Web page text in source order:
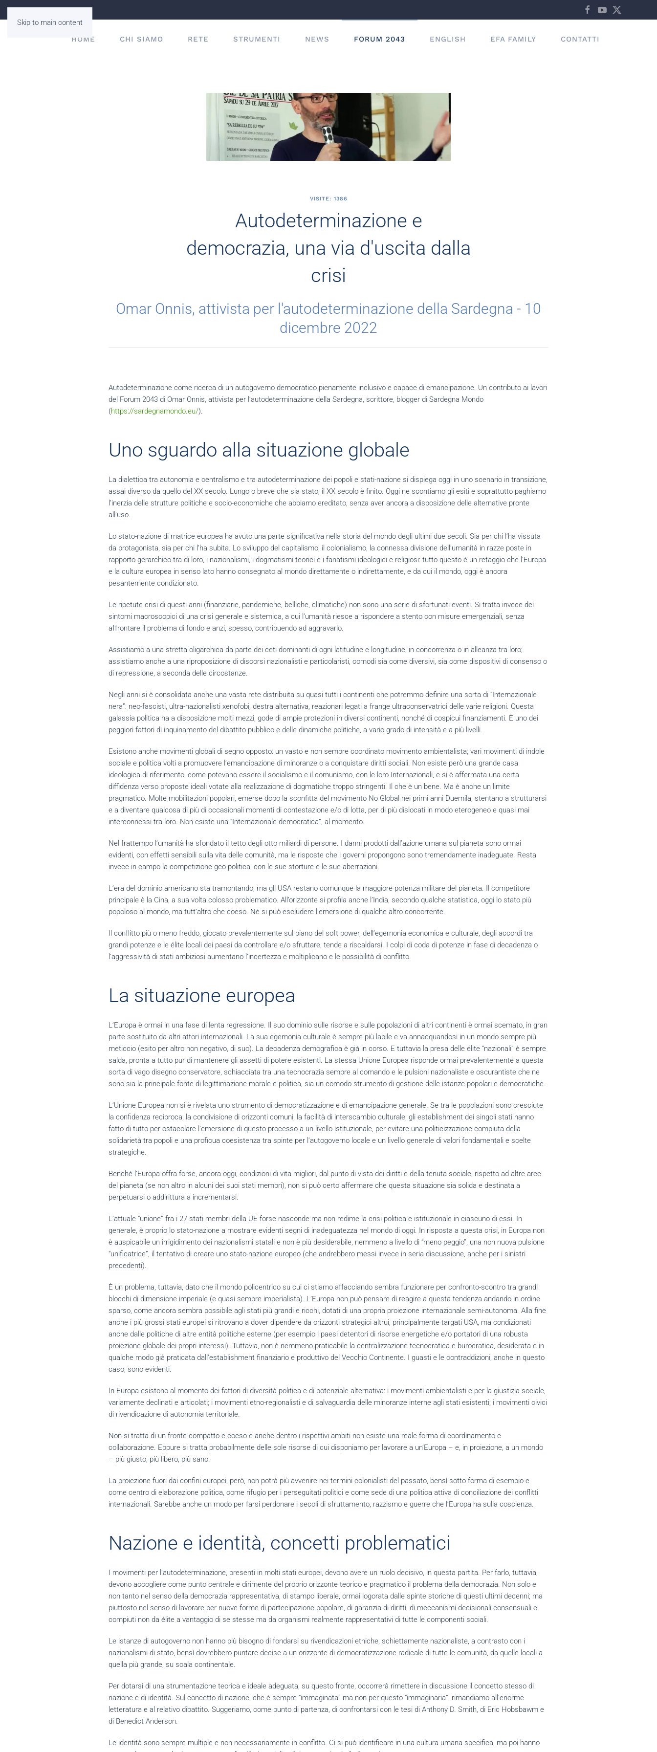
Skip to main content
HOME
CHI SIAMO RETE STRUMENTI NEWS FORUM 2043 ENGLISH EFA FAMILY CONTATTI
VISITE: 1386
Autodeterminazione e
democrazia, una via d'uscita dalla
crisi
Omar Onnis, attivista per l'autodeterminazione della Sardegna - 10
dicembre 2022
Autodeterminazione come ricerca di un autogoverno democratico pienamente inclusivo e capace di emancipazione. Un contributo ai lavori
del Forum 2043 di Omar Onnis, attivista per l’autodeterminazione della Sardegna, scrittore, blogger di Sardegna Mondo
(https://sardegnamondo.eu/).
Uno sguardo alla situazione globale
La dialettica tra autonomia e centralismo e tra autodeterminazione dei popoli e stati-nazione si dispiega oggi in uno scenario in transizione,
assai diverso da quello del XX secolo. Lungo o breve che sia stato, il XX secolo è finito. Oggi ne scontiamo gli esiti e soprattutto paghiamo
l’inerzia delle strutture politiche e socio-economiche che abbiamo ereditato, senza aver ancora a disposizione delle alternative pronte
all’uso.
Lo stato-nazione di matrice europea ha avuto una parte significativa nella storia del mondo degli ultimi due secoli. Sia per chi l’ha vissuta
da protagonista, sia per chi l’ha subita. Lo sviluppo del capitalismo, il colonialismo, la connessa divisione dell’umanità in razze poste in
rapporto gerarchico tra di loro, i nazionalismi, i dogmatismi teorici e i fanatismi ideologici e religiosi: tutto questo è un retaggio che l’Europa
e la cultura europea in senso lato hanno consegnato al mondo direttamente o indirettamente, e da cui il mondo, oggi è ancora
pesantemente condizionato.
Le ripetute crisi di questi anni (finanziarie, pandemiche, belliche, climatiche) non sono una serie di sfortunati eventi. Si tratta invece dei
sintomi macroscopici di una crisi generale e sistemica, a cui l’umanità riesce a rispondere a stento con misure emergenziali, senza
affrontare il problema di fondo e anzi, spesso, contribuendo ad aggravarlo.
Assistiamo a una stretta oligarchica da parte dei ceti dominanti di ogni latitudine e longitudine, in concorrenza o in alleanza tra loro;
assistiamo anche a una riproposizione di discorsi nazionalisti e particolaristi, comodi sia come diversivi, sia come dispositivi di consenso o
di repressione, a seconda delle circostanze.
Negli anni si è consolidata anche una vasta rete distribuita su quasi tutti i continenti che potremmo definire una sorta di “Internazionale
nera”: neo-fascisti, ultra-nazionalisti xenofobi, destra alternativa, reazionari legati a frange ultraconservatrici delle varie religioni. Questa
galassia politica ha a disposizione molti mezzi, gode di ampie protezioni in diversi continenti, nonché di cospicui finanziamenti. È uno dei
peggiori fattori di inquinamento del dibattito pubblico e delle dinamiche politiche, a vario grado di intensità e a più livelli.
Esistono anche movimenti globali di segno opposto: un vasto e non sempre coordinato movimento ambientalista; vari movimenti di indole
sociale e politica volti a promuovere l’emancipazione di minoranze o a conquistare diritti sociali. Non esiste però una grande casa
ideologica di riferimento, come potevano essere il socialismo e il comunismo, con le loro Internazionali, e si è affermata una certa
diffidenza verso proposte ideali votate alla realizzazione di dogmatiche troppo stringenti. Il che è un bene. Ma è anche un limite
pragmatico. Molte mobilitazioni popolari, emerse dopo la sconfitta del movimento No Global nei primi anni Duemila, stentano a strutturarsi
e a diventare qualcosa di più di occasionali momenti di contestazione e/o di lotta, per di più dislocati in modo eterogeneo e quasi mai
interconnessi tra loro. Non esiste una “Internazionale democratica”, al momento.
Nel frattempo l’umanità ha sfondato il tetto degli otto miliardi di persone. I danni prodotti dall’azione umana sul pianeta sono ormai
evidenti, con effetti sensibili sulla vita delle comunità, ma le risposte che i governi propongono sono tremendamente inadeguate. Resta
invece in campo la competizione geo-politica, con le sue storture e le sue aberrazioni.
L’era del dominio americano sta tramontando, ma gli USA restano comunque la maggiore potenza militare del pianeta. Il competitore
principale è la Cina, a sua volta colosso problematico. All’orizzonte si profila anche l’India, secondo qualche statistica, oggi lo stato più
popoloso al mondo, ma tutt’altro che coeso. Né si può escludere l’emersione di qualche altro concorrente.
Il conflitto più o meno freddo, giocato prevalentemente sul piano del soft power, dell’egemonia economica e culturale, degli accordi tra
grandi potenze e le élite locali dei paesi da controllare e/o sfruttare, tende a riscaldarsi. I colpi di coda di potenze in fase di decadenza o
l’aggressività di stati ambiziosi aumentano l’incertezza e moltiplicano e le possibilità di conflitto.
La situazione europea
L’Europa è ormai in una fase di lenta regressione. Il suo dominio sulle risorse e sulle popolazioni di altri continenti è ormai scemato, in gran
parte sostituito da altri attori internazionali. La sua egemonia culturale è sempre più labile e va annacquandosi in un mondo sempre più
meticcio (esito per altro non negativo, di suo). La decadenza demografica è già in corso. E tuttavia la presa delle élite “nazionali” è sempre
salda, pronta a tutto pur di mantenere gli assetti di potere esistenti. La stessa Unione Europea risponde ormai prevalentemente a questa
sorta di vago disegno conservatore, schiacciata tra una tecnocrazia sempre al comando e le pulsioni nazionaliste e oscurantiste che ne
sono sia la principale fonte di legittimazione morale e politica, sia un comodo strumento di gestione delle istanze popolari e democratiche.
L’Unione Europea non si è rivelata uno strumento di democratizzazione e di emancipazione generale. Se tra le popolazioni sono cresciute
la confidenza reciproca, la condivisione di orizzonti comuni, la facilità di interscambio culturale, gli establishment dei singoli stati hanno
fatto di tutto per ostacolare l’emersione di questo processo a un livello istituzionale, per evitare una politicizzazione compiuta della
solidarietà tra popoli e una proficua coesistenza tra spinte per l’autogoverno locale e un livello generale di valori fondamentali e scelte
strategiche.
Benché l’Europa offra forse, ancora oggi, condizioni di vita migliori, dal punto di vista dei diritti e della tenuta sociale, rispetto ad altre aree
del pianeta (se non altro in alcuni dei suoi stati membri), non si può certo affermare che questa situazione sia solida e destinata a
perpetuarsi o addirittura a incrementarsi.
L’attuale “unione” fra i 27 stati membri della UE forse nasconde ma non redime la crisi politica e istituzionale in ciascuno di essi. In
generale, è proprio lo stato-nazione a mostrare evidenti segni di inadeguatezza nel mondo di oggi. In risposta a questa crisi, in Europa non
è auspicabile un irrigidimento dei nazionalismi statali e non è più desiderabile, nemmeno a livello di “meno peggio”, una non nuova pulsione
“unificatrice”, il tentativo di creare uno stato-nazione europeo (che andrebbero messi invece in seria discussione, anche per i sinistri
precedenti).
È un problema, tuttavia, dato che il mondo policentrico su cui ci stiamo affacciando sembra funzionare per confronto-scontro tra grandi
blocchi di dimensione imperiale (e quasi sempre imperialista). L’Europa non può pensare di reagire a questa tendenza andando in ordine
sparso, come ancora sembra possibile agli stati più grandi e ricchi, dotati di una propria proiezione internazionale semi-autonoma. Alla fine
anche i più grossi stati europei si ritrovano a dover dipendere da orizzonti strategici altrui, principalmente targati USA, ma condizionati
anche dalle politiche di altre entità politiche esterne (per esempio i paesi detentori di risorse energetiche e/o portatori di una robusta
proiezione globale dei propri interessi). Tuttavia, non è nemmeno praticabile la centralizzazione tecnocratica e burocratica, desiderata e in
qualche modo già praticata dall’establishment finanziario e produttivo del Vecchio Continente. I guasti e le contraddizioni, anche in questo
caso, sono evidenti.
In Europa esistono al momento dei fattori di diversità politica e di potenziale alternativa: i movimenti ambientalisti e per la giustizia sociale,
variamente declinati e articolati; i movimenti etno-regionalisti e di salvaguardia delle minoranze interne agli stati esistenti; i movimenti civici
di rivendicazione di autonomia territoriale.
Non si tratta di un fronte compatto e coeso e anche dentro i rispettivi ambiti non esiste una reale forma di coordinamento e
collaborazione. Eppure si tratta probabilmente delle sole risorse di cui disponiamo per lavorare a un’Europa – e, in proiezione, a un mondo
– più giusto, più libero, più sano.
La proiezione fuori dai confini europei, però, non potrà più avvenire nei termini colonialisti del passato, bensì sotto forma di esempio e
come centro di elaborazione politica, come rifugio per i perseguitati politici e come sede di una politica attiva di conciliazione dei conflitti
internazionali. Sarebbe anche un modo per farsi perdonare i secoli di sfruttamento, razzismo e guerre che l’Europa ha sulla coscienza.
Nazione e identità, concetti problematici
I movimenti per l’autodeterminazione, presenti in molti stati europei, devono avere un ruolo decisivo, in questa partita. Per farlo, tuttavia,
devono accogliere come punto centrale e dirimente del proprio orizzonte teorico e pragmatico il problema della democrazia. Non solo e
non tanto nel senso della democrazia rappresentativa, di stampo liberale, ormai logorata dalle spinte storiche di questi ultimi decenni; ma
piuttosto nel senso di lavorare per nuove forme di partecipazione popolare, di garanzia di diritti, di meccanismi decisionali consensuali e
compiuti non da élite a vantaggio di se stesse ma da organismi realmente rappresentativi di tutte le componenti sociali.
Le istanze di autogoverno non hanno più bisogno di fondarsi su rivendicazioni etniche, schiettamente nazionaliste, a contrasto con i
nazionalismi di stato, bensì dovrebbero puntare decise a un orizzonte di democratizzazione radicale di tutte le comunità, da quelle locali a
quella più grande, su scala continentale.
Per dotarsi di una strumentazione teorica e ideale adeguata, su questo fronte, occorrerà rimettere in discussione il concetto stesso di
nazione e di identità. Sul concetto di nazione, che è sempre “immaginata” ma non per questo “immaginaria”, rimandiamo all’enorme
letteratura e al relativo dibattito. Suggeriamo, come punto di partenza, di confrontarsi con le tesi di Anthony D. Smith, di Eric Hobsbawm e
di Benedict Anderson.
Le identità sono sempre multiple e non necessariamente in conflitto. Ci si può identificare in una cultura umana specifica, ma poi hanno